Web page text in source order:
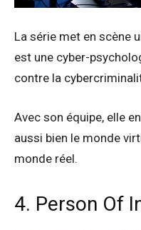
La série met en scène
est une cyber-
contre la
Avec son équipe, elle
aussi bien le monde
monde réel.
4. Person Of